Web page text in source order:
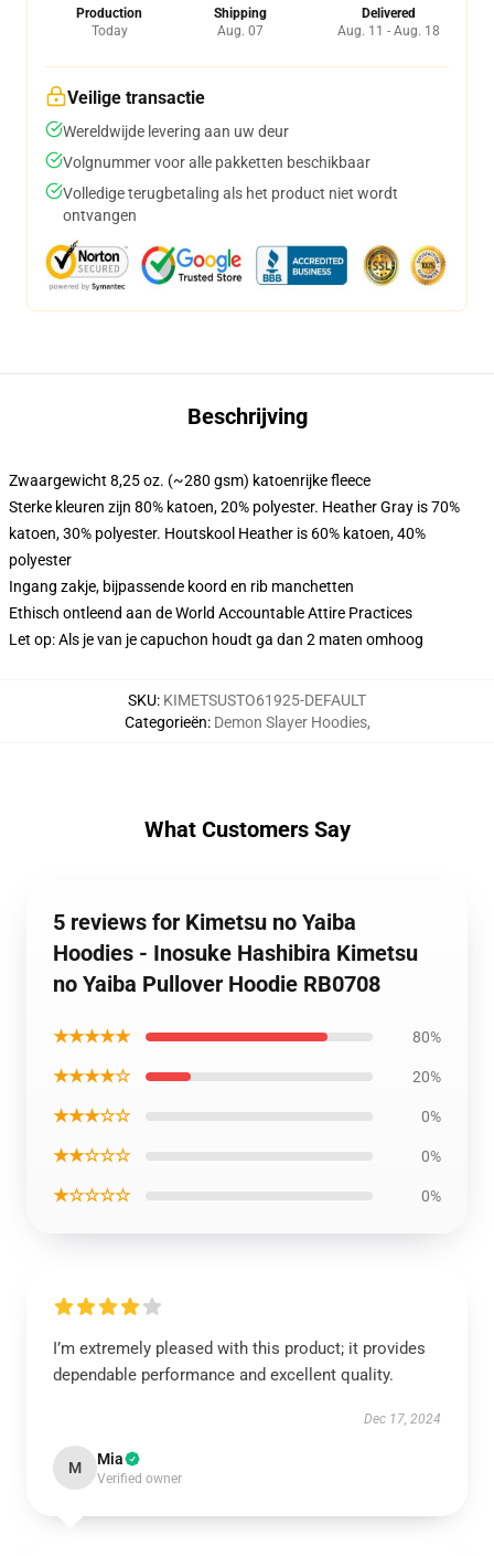
Production
Today
Shipping
Aug. 07
Delivered
Aug. 11 - Aug. 18
Veilige transactie
Wereldwijde levering aan uw deur
Volgnummer voor alle pakketten beschikbaar
Volledige terugbetaling als het product niet wordt
ontvangen
Beschrijving
Zwaargewicht 8,25 oz. (~280 gsm) katoenrijke fleece
Sterke kleuren zijn 80% katoen, 20% polyester. Heather Gray is 70%
katoen, 30% polyester. Houtskool Heather is 60% katoen, 40%
polyester
Ingang zakje, bijpassende koord en rib manchetten
Ethisch ontleend aan de World Accountable Attire Practices
Let op: Als je van je capuchon houdt ga dan 2 maten omhoog
SKU: KIMETSUSTO61925-DEFAULT
Categorieën: Demon Slayer Hoodies,
What Customers Say
5 reviews for Kimetsu no Yaiba
Hoodies - Inosuke Hashibira Kimetsu
no Yaiba Pullover Hoodie RB0708
★★★★★ 80%
★★★★☆ 20%
★★★☆☆ 0%
★★☆☆☆ 0%
★☆☆☆☆ 0%
I’m extremely pleased with this product; it provides
dependable performance and excellent quality.
Dec 17, 2024
M Mia
Verified owner